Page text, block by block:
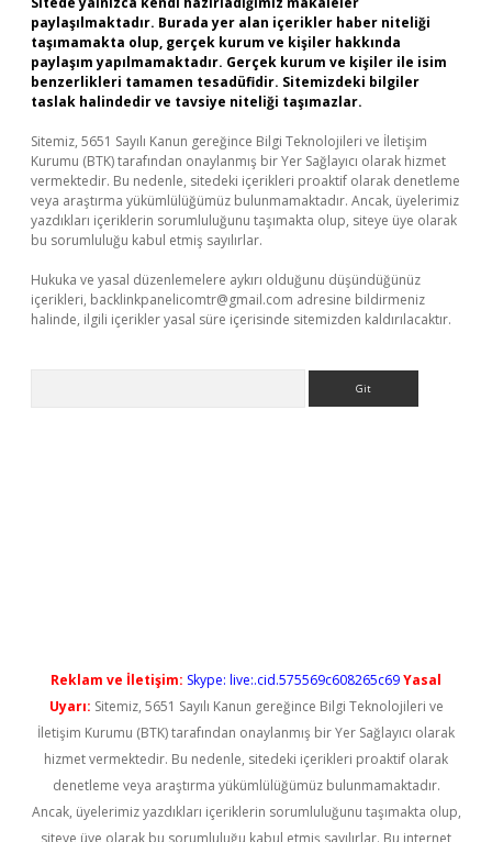
paylaşılmaktadır. Burada yer alan içerikler haber niteliği
taşımamakta olup, gerçek kurum ve kişiler hakkında
paylaşım yapılmamaktadır. Gerçek kurum ve kişiler ile isim
benzerlikleri tamamen tesadüfidir. Sitemizdeki bilgiler
taslak halindedir ve tavsiye niteliği taşımazlar.
Sitemiz, 5651 Sayılı Kanun gereğince Bilgi Teknolojileri ve İletişim
Kurumu (BTK) tarafından onaylanmış bir Yer Sağlayıcı olarak hizmet
vermektedir. Bu nedenle, sitedeki içerikleri proaktif olarak denetleme
veya araştırma yükümlülüğümüz bulunmamaktadır. Ancak, üyelerimiz
yazdıkları içeriklerin sorumluluğunu taşımakta olup, siteye üye olarak
bu sorumluluğu kabul etmiş sayılırlar.
Hukuka ve yasal düzenlemelere aykırı olduğunu düşündüğünüz
içerikleri, backlinkpanelicomtr@gmail.com adresine bildirmeniz
halinde, ilgili içerikler yasal süre içerisinde sitemizden kaldırılacaktır.
Reklam ve İletişim: Skype: live:.cid.575569c608265c69Yasal
Uyarı: Sitemiz, 5651 Sayılı Kanun gereğince Bilgi Teknolojileri ve
İletişim Kurumu (BTK) tarafından onaylanmış bir Yer Sağlayıcı olarak
hizmet vermektedir. Bu nedenle, sitedeki içerikleri proaktif olarak
denetleme veya araştırma yükümlülüğümüz bulunmamaktadır.
Ancak, üyelerimiz yazdıkları içeriklerin sorumluluğunu taşımakta olup,
siteye üye olarak bu sorumluluğu kabul etmiş sayılırlar. Bu internet